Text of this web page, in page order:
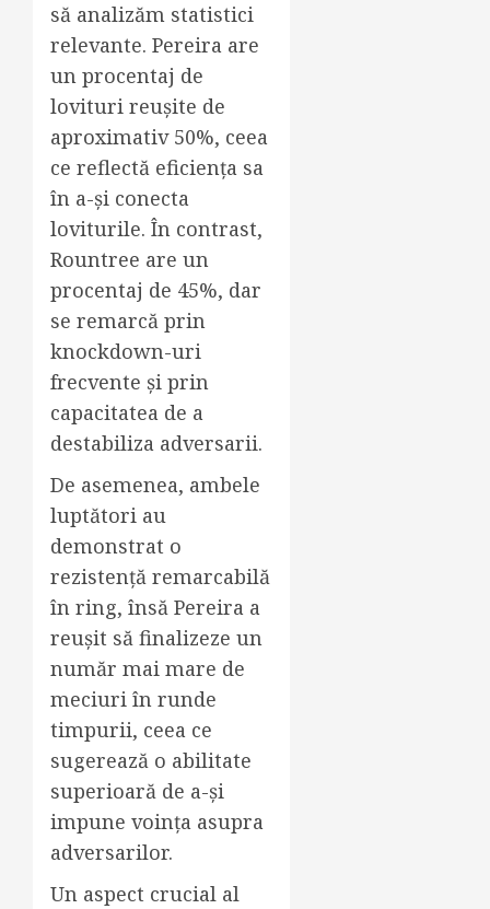
să analizăm statistici
relevante. Pereira are
un procentaj de
lovituri reușite de
aproximativ 50%, ceea
ce reflectă eficiența sa
în a-și conecta
loviturile. În contrast,
Rountree are un
procentaj de 45%, dar
se remarcă prin
knockdown-uri
frecvente și prin
capacitatea de a
destabiliza adversarii.
De asemenea, ambele
luptători au
demonstrat o
rezistență remarcabilă
în ring, însă Pereira a
reușit să finalizeze un
număr mai mare de
meciuri în runde
timpurii, ceea ce
sugerează o abilitate
superioară de a-și
impune voința asupra
adversarilor.
Un aspect crucial al